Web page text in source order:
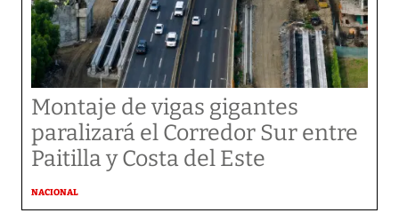
Montaje de vigas gigantes
paralizará el Corredor Sur entre
Paitilla y Costa del Este
NACIONAL